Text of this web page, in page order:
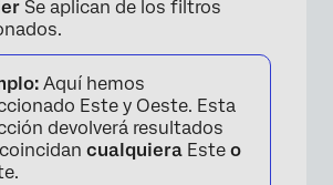
Se aplican de los filtros
Aquí hemos
Este y Oeste. Esta
devolverá resultados
cualquiera Este o